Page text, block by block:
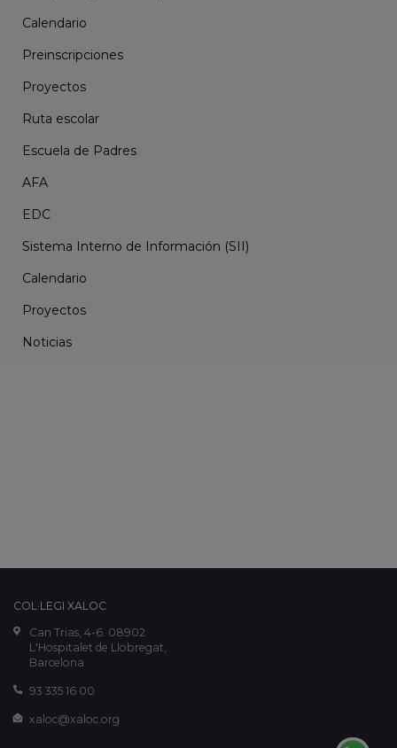
Calendario
Preinscripciones
Proyectos
Ruta escolar
Escuela de Padres
AFA
EDC
Sistema Interno de Información (SII)
Calendario
Proyectos
Noticias
COL·LEGI XALOC
Can Trias, 4-6. 08902
L'Hospitalet de Llobregat,
Barcelona
93 335 16 00
xaloc@xaloc.org